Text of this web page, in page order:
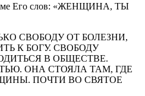
Его слов: «ЖЕНЩИНА, ТЫ
СВОБОДУ ОТ БОЛЕЗНИ,
К БОГУ. СВОБОДУ
В ОБЩЕСТВЕ.
ОНА СТОЯЛА ТАМ, ГДЕ
ПОЧТИ ВО СВЯТОЕ